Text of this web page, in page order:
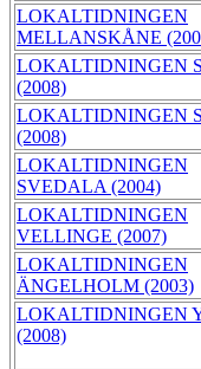
LOKALTIDNINGEN
MELLANSKÅNE
LOKALTIDNINGEN
(2008)
LOKALTIDNINGEN
(2008)
LOKALTIDNINGEN
SVEDALA (2004)
LOKALTIDNINGEN
VELLINGE (2007)
LOKALTIDNINGEN
ÄNGELHOLM (2003)
LOKALTIDNINGEN
(2008)